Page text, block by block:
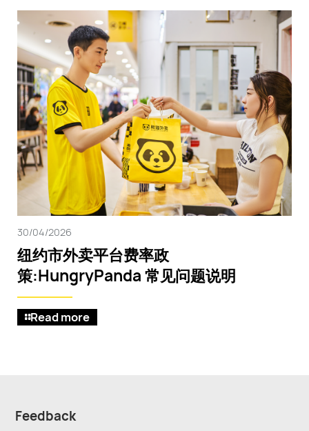
30/04/2026
纽约市外卖平台费率政
策:HungryPanda 常见问题说明
Read more
Feedback